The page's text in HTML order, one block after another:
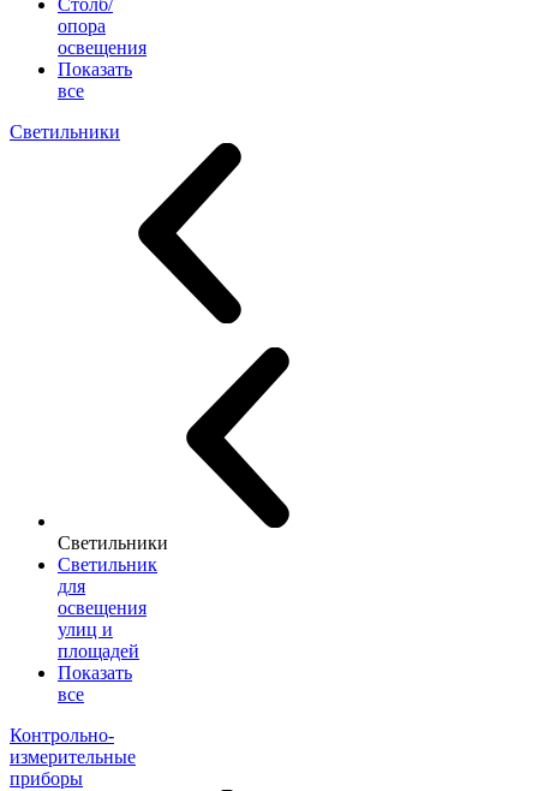
Столб/
опора
освещения
Показать
все
Светильники
Светильники
Светильник
для
освещения
улиц и
площадей
Показать
все
Контрольно-
измерительные
приборы